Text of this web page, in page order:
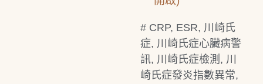
# CRP, ESR, 川崎氏
症, 川崎氏症心臟病警
訊, 川崎氏症檢測 , 川
崎氏症發炎指數異常,